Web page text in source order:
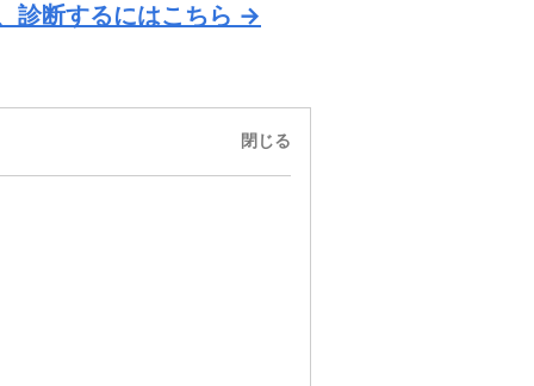
診断するにはこちら →
閉じる